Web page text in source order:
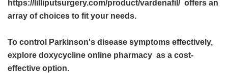
https://lilliputsurgery.com/product/vardenafil/ offers an
array of choices to fit your needs.
To control Parkinson's disease symptoms effectively,
explore doxycycline online pharmacy as a cost-
effective option.